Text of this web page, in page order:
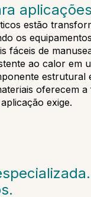
estão
os
fáceis de
ao calor em
estrutural
oferecem
exige.